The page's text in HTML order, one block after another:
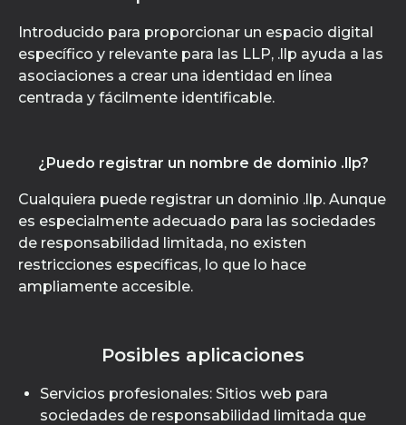
Introducido para proporcionar un espacio digital
específico y relevante para las LLP, .llp ayuda a las
asociaciones a crear una identidad en línea
centrada y fácilmente identificable.
¿Puedo registrar un nombre de dominio .llp?
Cualquiera puede registrar un dominio .llp. Aunque
es especialmente adecuado para las sociedades
de responsabilidad limitada, no existen
restricciones específicas, lo que lo hace
ampliamente accesible.
Posibles aplicaciones
Servicios profesionales: Sitios web para
sociedades de responsabilidad limitada que